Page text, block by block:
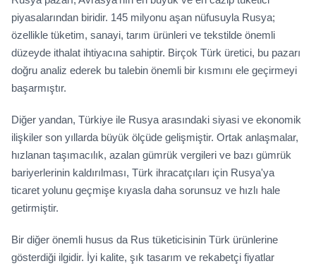
piyasalarından biridir. 145 milyonu aşan nüfusuyla Rusya;
özellikle tüketim, sanayi, tarım ürünleri ve tekstilde önemli
düzeyde ithalat ihtiyacına sahiptir. Birçok Türk üretici, bu pazarı
doğru analiz ederek bu talebin önemli bir kısmını ele geçirmeyi
başarmıştır.
Diğer yandan, Türkiye ile Rusya arasındaki siyasi ve ekonomik
ilişkiler son yıllarda büyük ölçüde gelişmiştir. Ortak anlaşmalar,
hızlanan taşımacılık, azalan gümrük vergileri ve bazı gümrük
bariyerlerinin kaldırılması, Türk ihracatçıları için Rusya'ya
ticaret yolunu geçmişe kıyasla daha sorunsuz ve hızlı hale
getirmiştir.
Bir diğer önemli husus da Rus tüketicisinin Türk ürünlerine
gösterdiği ilgidir. İyi kalite, şık tasarım ve rekabetçi fiyatlar